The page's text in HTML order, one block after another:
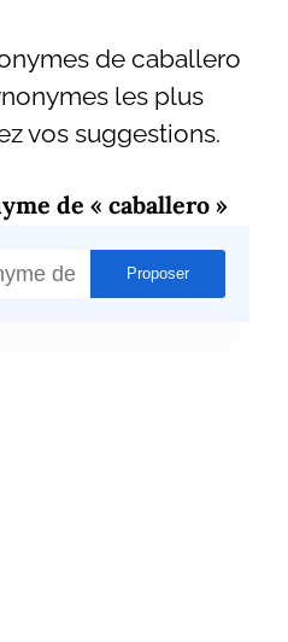
de caballero
les plus
vos suggestions.
de « caballero »